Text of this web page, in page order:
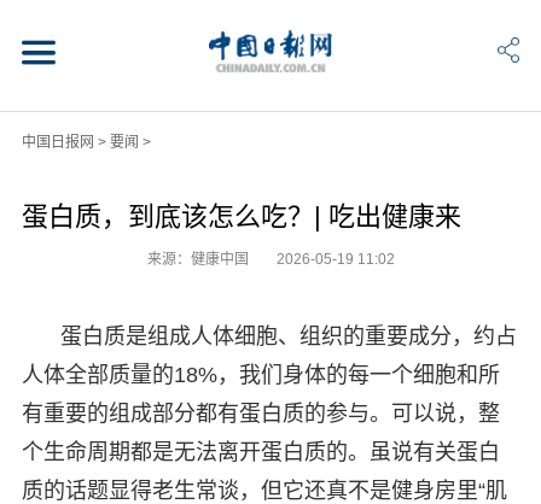
中国日报网 > 要闻 >
蛋白质，到底该怎么吃？| 吃出健康来
来源：健康中国 2026-05-19 11:02
蛋白质是组成人体细胞、组织的重要成分，约占
人体全部质量的18%，我们身体的每一个细胞和所
有重要的组成部分都有蛋白质的参与。可以说，整
个生命周期都是无法离开蛋白质的。虽说有关蛋白
质的话题显得老生常谈，但它还真不是健身房里“肌